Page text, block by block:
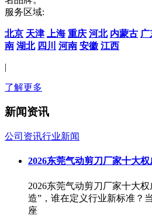
服务区域:
北京 天津 上海 重庆 河北 内蒙古 广
南 湖北 四川 河南 安徽 江西
|
了解更多
新闻资讯
公司资讯行业新闻
2026东莞气动剪刀厂家十大
2026东莞气动剪刀厂家十大
造”，谁在定义行业新标准？
座